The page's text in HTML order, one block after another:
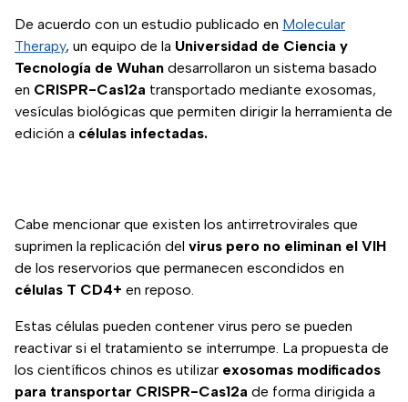
De acuerdo con un estudio publicado en Molecular
Therapy, un equipo de la Universidad de Ciencia y
Tecnología de Wuhan desarrollaron un sistema basado
en CRISPR-Cas12a transportado mediante exosomas,
vesículas biológicas que permiten dirigir la herramienta de
edición a células infectadas.
Cabe mencionar que existen los antirretrovirales que
suprimen la replicación del virus pero no eliminan el VIH
de los reservorios que permanecen escondidos en
células T CD4+ en reposo.
Estas células pueden contener virus pero se pueden
reactivar si el tratamiento se interrumpe. La propuesta de
los científicos chinos es utilizar exosomas modificados
para transportar CRISPR-Cas12a de forma dirigida a